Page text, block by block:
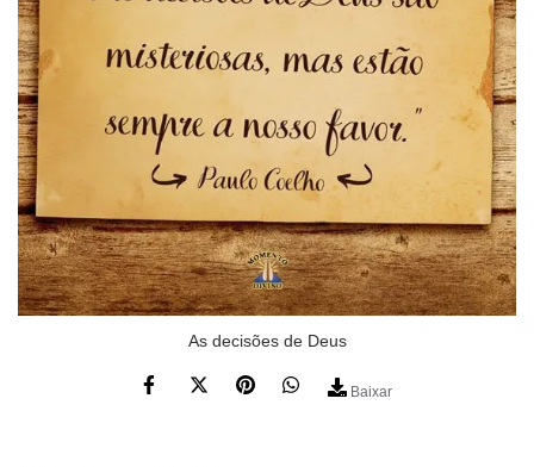
As decisões de Deus
Baixar